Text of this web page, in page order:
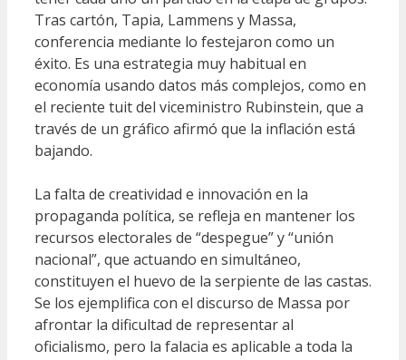
Tras cartón, Tapia, Lammens y Massa,
conferencia mediante lo festejaron como un
éxito. Es una estrategia muy habitual en
economía usando datos más complejos, como en
el reciente tuit del viceministro Rubinstein, que a
través de un gráfico afirmó que la inflación está
bajando.
La falta de creatividad e innovación en la
propaganda política, se refleja en mantener los
recursos electorales de “despegue” y “unión
nacional”, que actuando en simultáneo,
constituyen el huevo de la serpiente de las castas.
Se los ejemplifica con el discurso de Massa por
afrontar la dificultad de representar al
oficialismo, pero la falacia es aplicable a toda la